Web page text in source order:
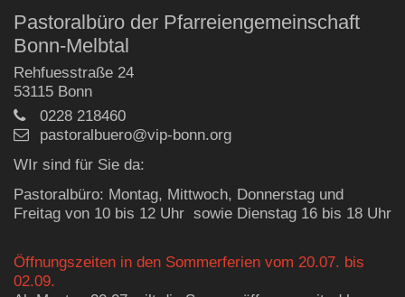
Pastoralbüro der Pfarreiengemeinschaft
Bonn-Melbtal
Rehfuesstraße 24
53115 Bonn
0228 218460
pastoralbuero@vip-bonn.org
WIr sind für Sie da:
Pastoralbüro: Montag, Mittwoch, Donnerstag und
Freitag von 10 bis 12 Uhr sowie Dienstag 16 bis 18 Uhr
Öffnungszeiten in den Sommerferien vom 20.07. bis
02.09.